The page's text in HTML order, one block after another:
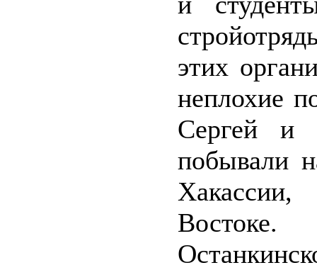
этих
неплохие
Сергей и
побывали